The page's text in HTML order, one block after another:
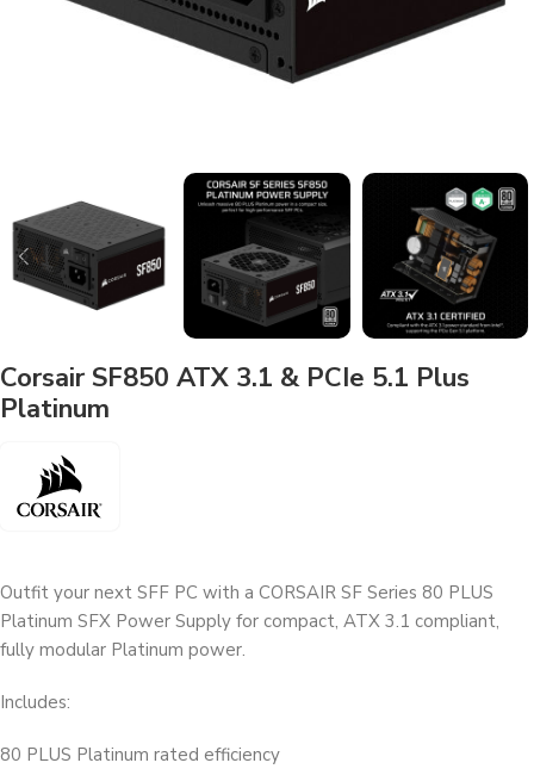
Corsair SF850 ATX 3.1 & PCIe 5.1 Plus
Platinum
Outfit your next SFF PC with a CORSAIR SF Series 80 PLUS
Platinum SFX Power Supply for compact, ATX 3.1 compliant,
fully modular Platinum power.
Includes:
80 PLUS Platinum rated efficiency